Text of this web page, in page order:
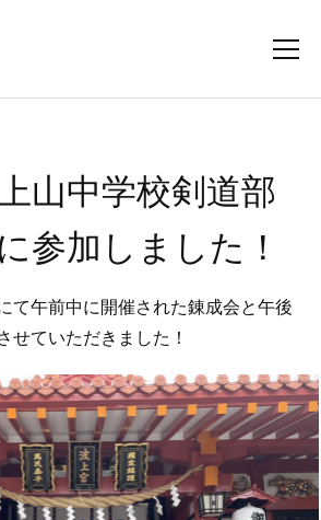
山中学校剣道部
参加しました！
て午前中に開催された錬成会と午後
せていただきました！